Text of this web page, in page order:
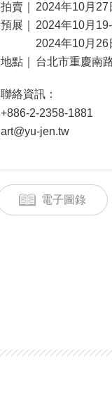
拍賣｜
2024年10月27
預展｜
2024年10月
2024年10月26
地點｜
台北市重慶南
聯絡資訊：
+886-2-2358-1881
art@yu-jen.tw
電子圖錄